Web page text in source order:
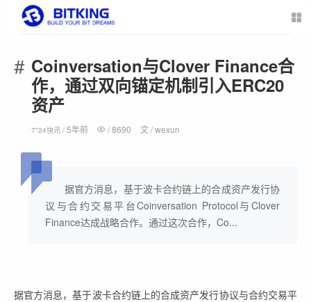
Coinversation与Clover Finance合
作，通过双向锚定机制引入ERC20
资产
7*24快讯 / 5年前 /8690 文 /wexun
据官方消息，基于波卡合约链上的合成资产发行协
议与合约交易平台Coinversation Protocol与Clover
Finance达成战略合作。通过这次合作，Co...
据官方消息，基于波卡合约链上的合成资产发行协议与合约交易平